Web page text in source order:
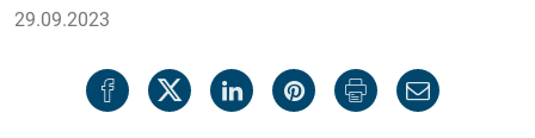
29.09.2023